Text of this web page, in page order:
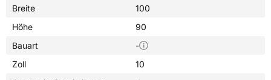
Breite
100
Höhe
90
Bauart
-
Zoll
10